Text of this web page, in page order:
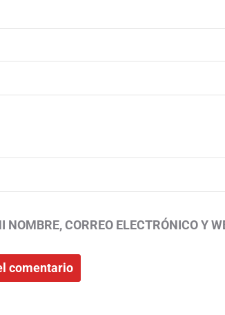
NOMBRE, CORREO ELECTRÓNICO Y